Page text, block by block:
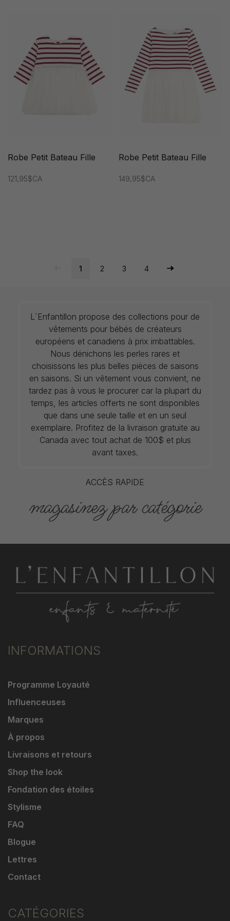
Robe Petit Bateau Fille
121,95$CA
Robe Petit Bateau Fille
149,95$CA
1 2 3 4
L`Enfantillon propose des collections pour de
vêtements pour bébés de créateurs
européens et canadiens à prix imbattables.
Nous dénichons les perles rares et
choisissons les plus belles pièces de saisons
en saisons. Si un vêtement vous convient, ne
tardez pas à vous le procurer car la plupart du
temps, les articles offerts ne sont disponibles
que dans une seule taille et en un seul
exemplaire. Profitez de la livraison gratuite au
Canada avec tout achat de 100$ et plus
avant taxes.
ACCÈS RAPIDE
magasinez par catégorie
INFORMATIONS
Programme Loyauté
Influenceuses
Marques
À propos
Livraisons et retours
Shop the look
Fondation des étoiles
Stylisme
FAQ
Blogue
Lettres
Contact
CATÉGORIES